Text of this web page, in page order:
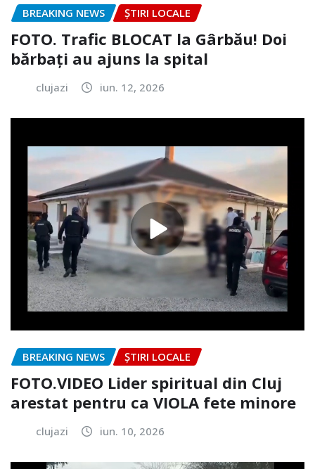
BREAKING NEWS ȘTIRI LOCALE
FOTO. Trafic BLOCAT la Gârbău! Doi
bărbați au ajuns la spital
clujazi iun. 12, 2026
BREAKING NEWS ȘTIRI LOCALE
FOTO.VIDEO Lider spiritual din Cluj
arestat pentru ca VIOLA fete minore
clujazi iun. 10, 2026